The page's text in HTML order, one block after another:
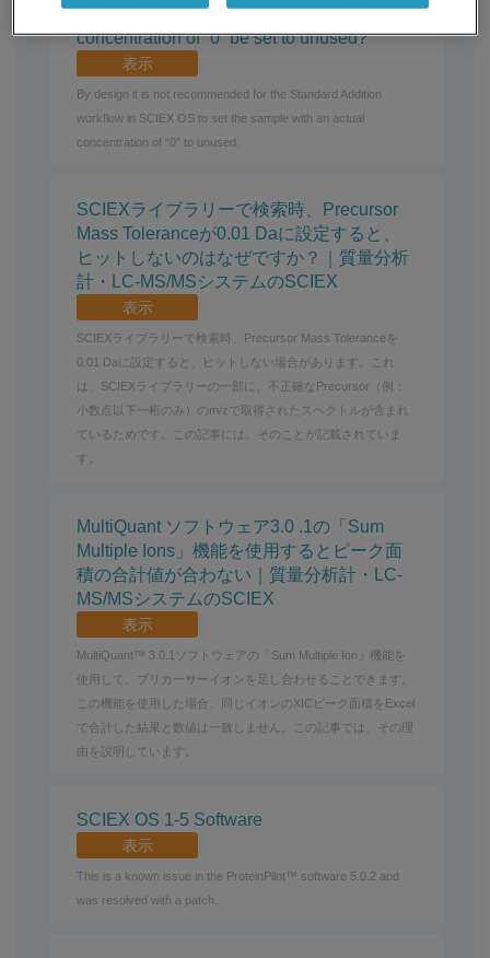
Should the sample with the actual
concentration of “0” be set to unused?
表示
By design it is not recommended for the Standard Addition
workflow in SCIEX OS to set the sample with an actual
concentration of “0” to unused.
SCIEXライブラリーで検索時、Precursor
Mass Toleranceが0.01 Daに設定すると、
ヒットしないのはなぜですか？｜質量分析
計・LC-MS/MSシステムのSCIEX
表示
SCIEXライブラリーで検索時、Precursor Mass Toleranceを
0.01 Daに設定すると、ヒットしない場合があります。これ
は、SCIEXライブラリーの一部に、不正確なPrecursor（例：
小数点以下一桁のみ）のm/zで取得されたスペクトルが含まれ
ているためです。この記事には、そのことが記載されていま
す。
MultiQuant ソフトウェア3.0 .1の「Sum
Multiple Ions」機能を使用するとピーク面
積の合計値が合わない｜質量分析計・LC-
MS/MSシステムのSCIEX
表示
MultiQuant™ 3.0.1ソフトウェアの「Sum Multiple Ion」機能を
使用して、プリカーサーイオンを足し合わせることできます。
この機能を使用した場合、同じイオンのXICピーク面積をExcel
で合計した結果と数値は一致しません。この記事では、その理
由を説明しています。
SCIEX OS 1-5 Software
表示
This is a known issue in the ProteinPilot™ software 5.0.2 and
was resolved with a patch.